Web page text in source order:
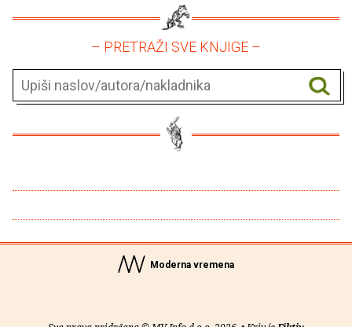
– PRETRAŽI SVE KNJIGE –
Moderna vremena